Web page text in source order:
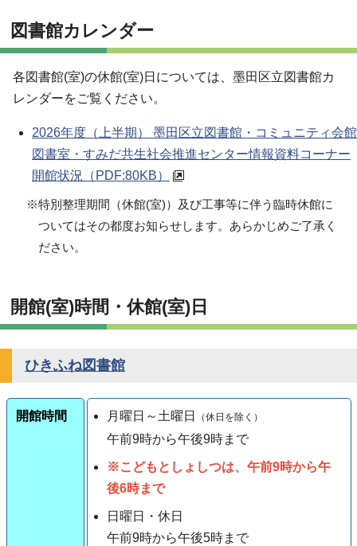
図書館カレンダー
各図書館(室)の休館(室)日については、墨田区立図書館カ
レンダーをご覧ください。
2026年度（上半期） 墨田区立図書館・コミュニティ会館
図書室・すみだ共生社会推進センター情報資料コーナー
開館状況 （PDF:80KB）
※特別整理期間（休館(室)）及び工事等に伴う臨時休館に
ついてはその都度お知らせします。あらかじめご了承く
ださい。
開館(室)時間・休館(室)日
ひきふね図書館
開館時間 月曜日～土曜日 （休日を除く）
午前9時から午後9時まで
※こどもとしょしつは、午前9時から午
後6時まで
日曜日・休日
午前9時から午後5時まで